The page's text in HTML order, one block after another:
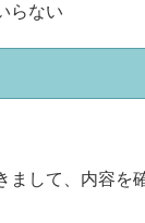
らない
まして、内容を